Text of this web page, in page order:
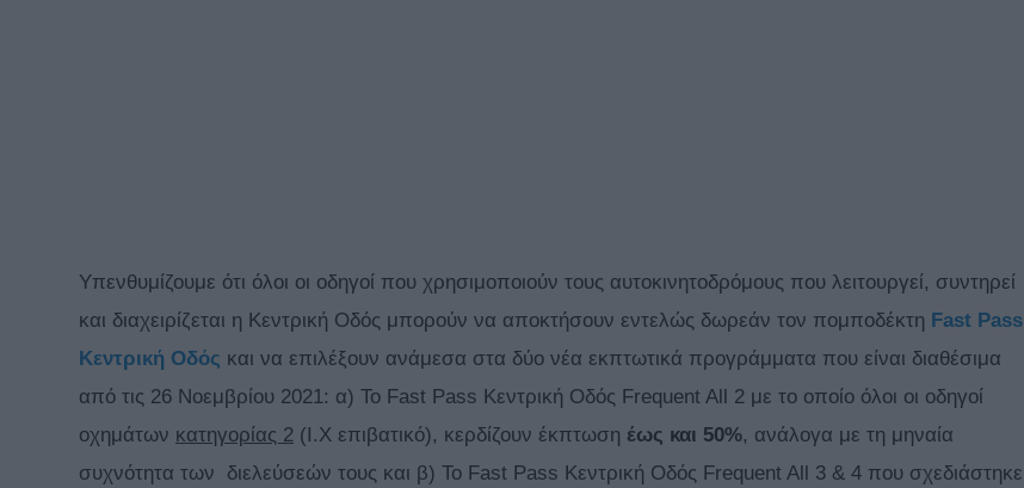
Υπενθυμίζουμε ότι όλοι οι οδηγοί που χρησιμοποιούν τους αυτοκινητοδρόμους που λειτουργεί, συντηρεί
και διαχειρίζεται η Κεντρική Οδός μπορούν να αποκτήσουν εντελώς δωρεάν τον πομποδέκτη Fast Pass
Κεντρική Οδός και να επιλέξουν ανάμεσα στα δύο νέα εκπτωτικά προγράμματα που είναι διαθέσιμα
από τις 26 Νοεμβρίου 2021: α) Το Fast Pass Κεντρική Οδός Frequent All 2 με το οποίο όλοι οι οδηγοί
οχημάτων κατηγορίας 2 (Ι.Χ επιβατικό), κερδίζουν έκπτωση έως και 50%, ανάλογα με τη μηναία
συχνότητα των διελεύσεών τους και β) Το Fast Pass Κεντρική Οδός Frequent All 3 & 4 που σχεδιάστηκε